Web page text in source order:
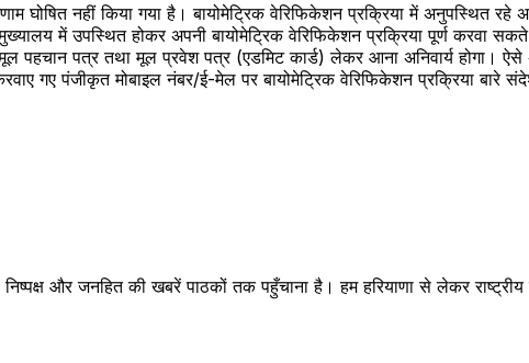
घोषित नहीं किया गया है। बायोमेट्रिक वेरिफिकेशन प्रक्रिया में अनुपस्थित
में उपस्थित होकर अपनी बायोमेट्रिक वेरिफिकेशन प्रक्रिया पूर्ण करवा
पहचान पत्र तथा मूल प्रवेश पत्र (एडमिट कार्ड) लेकर आना अनिवार्य होगा। ऐसे
गए पंजीकृत मोबाइल नंबर/ई-मेल पर बायोमेट्रिक वेरिफिकेशन प्रक्रिया बारे
और जनहित की खबरें पाठकों तक पहुँचाना है। हम हरियाणा से लेकर